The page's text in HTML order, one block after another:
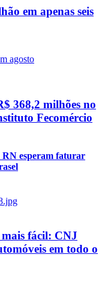
em apenas seis
368,2 milhões no
Fecomércio
RN esperam faturar
fácil: CNJ
em todo o